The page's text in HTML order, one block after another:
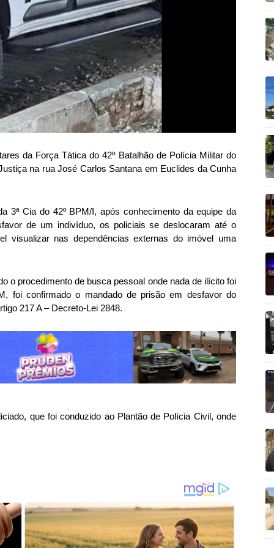
da Força Tática do 42º Batalhão de Polícia Militar do
na rua José Carlos Santana em Euclides da Cunha
3ª Cia do 42º BPM/I, após conhecimento da equipe da
de um indivíduo, os policiais se deslocaram até o
visualizar nas dependências externas do imóvel uma
o procedimento de busca pessoal onde nada de ilícito foi
foi confirmado o mandado de prisão em desfavor do
217 A – Decreto-Lei 2848.
que foi conduzido ao Plantão de Polícia Civil, onde